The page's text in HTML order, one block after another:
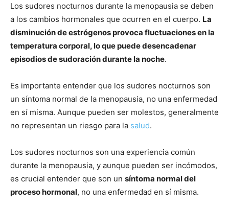
Los sudores nocturnos durante la menopausia se deben
a los cambios hormonales que ocurren en el cuerpo. La
disminución de estrógenos provoca fluctuaciones en la
temperatura corporal, lo que puede desencadenar
episodios de sudoración durante la noche.
Es importante entender que los sudores nocturnos son
un síntoma normal de la menopausia, no una enfermedad
en sí misma. Aunque pueden ser molestos, generalmente
no representan un riesgo para la salud.
Los sudores nocturnos son una experiencia común
durante la menopausia, y aunque pueden ser incómodos,
es crucial entender que son un síntoma normal del
proceso hormonal, no una enfermedad en sí misma.